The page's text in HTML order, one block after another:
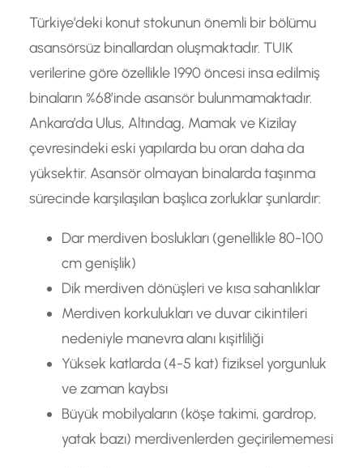
Türkiye’deki konut stokunun önemli bir bölümu
asansörsüz binallardan oluşmaktadır. TUIK
verilerine göre özellikle 1990 öncesi insa edilmiş
binaların %68’inde asansör bulunmamaktadır.
Ankara’da Ulus, Altındag, Mamak ve Kizilay
çevresindeki eski yapılarda bu oran daha da
yüksektir. Asansör olmayan binalarda taşınma
sürecinde karşılaşılan başlıca zorluklar şunlardır:
Dar merdiven boslukları (genellikle 80-100
cm genişlik)
Dik merdiven dönüşleri ve kısa sahanlıklar
Merdiven korkulukları ve duvar cikintileri
nedeniyle manevra alanı kışitliliği
Yüksek katlarda (4-5 kat) fiziksel yorgunluk
ve zaman kaybsı
Büyük mobilyaların (köşe takimi, gardrop,
yatak bazı) merdivenlerden geçirilememesi